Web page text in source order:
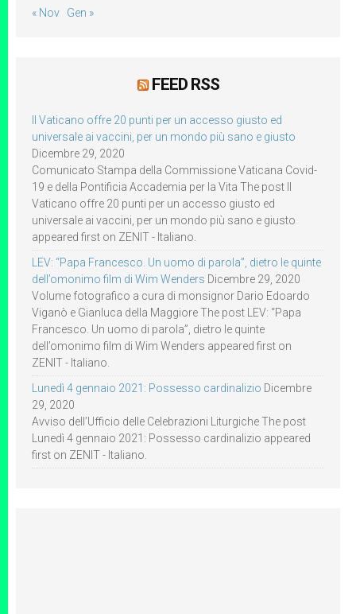
« Nov Gen »
FEED RSS
Il Vaticano offre 20 punti per un accesso giusto ed
universale ai vaccini, per un mondo più sano e giusto
Dicembre 29, 2020
Comunicato Stampa della Commissione Vaticana Covid-
19 e della Pontificia Accademia per la Vita The post Il
Vaticano offre 20 punti per un accesso giusto ed
universale ai vaccini, per un mondo più sano e giusto
appeared first on ZENIT - Italiano.
LEV: “Papa Francesco. Un uomo di parola”, dietro le quinte
dell’omonimo film di Wim Wenders Dicembre 29, 2020
Volume fotografico a cura di monsignor Dario Edoardo
Viganò e Gianluca della Maggiore The post LEV: “Papa
Francesco. Un uomo di parola”, dietro le quinte
dell’omonimo film di Wim Wenders appeared first on
ZENIT - Italiano.
Lunedì 4 gennaio 2021: Possesso cardinalizio Dicembre
29, 2020
Avviso dell’Ufficio delle Celebrazioni Liturgiche The post
Lunedì 4 gennaio 2021: Possesso cardinalizio appeared
first on ZENIT - Italiano.